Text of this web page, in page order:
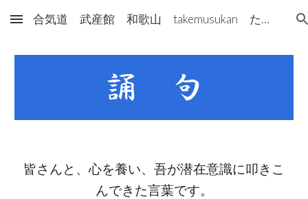
Skip to main content Skip to navigation
合気道 武産館 和歌山 takemusukan たけむすかん
皆さんと、心を養い、吾が潜在意識に叩きこ
んできた言葉です。